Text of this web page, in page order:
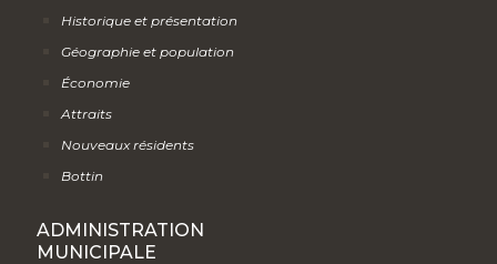
Historique et présentation
Géographie et population
Économie
Attraits
Nouveaux résidents
Bottin
ADMINISTRATION
MUNICIPALE